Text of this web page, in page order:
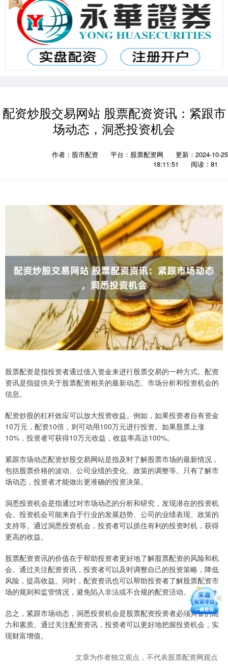
配资炒股交易网站 股票配资资讯：紧跟市
场动态，洞悉投资机会
作者：股市配资 平台：股票配资网
更新：2024-10-25
18:11:51
阅读：81
股票配资是指投资者通过借入资金来进行股票交易的一种方式。配资
资讯是指提供关于股票配资相关的最新动态、市场分析和投资机会的
信息。
配资炒股的杠杆效应可以放大投资收益。例如，如果投资者自有资金
10万元，配资10倍，则可动用100万元进行投资。如果股票上涨
10%，投资者可获得10万元收益，收益率高达100%。
紧跟市场动态配资炒股交易网站是指及时了解股票市场的最新情况，
包括股票价格的波动、公司业绩的变化、政策的调整等。只有了解市
场动态，投资者才能做出更准确的投资决策。
洞悉投资机会是指通过对市场动态的分析和研究，发现潜在的投资机
会。投资机会可能来自于行业的发展趋势、公司的业绩表现、政策的
支持等。通过洞悉投资机会，投资者可以抓住有利的投资时机，获得
更高的收益。
股票配资资讯的价值在于帮助投资者更好地了解股票配资的风险和机
会。通过关注配资资讯，投资者可以及时调整自己的投资策略，降低
风险，提高收益。同时，配资资讯也可以帮助投资者了解股票配资市
场的规则和监管情况，避免陷入非法或不合规的配资活动。
总之，紧跟市场动态，洞悉投资机会是股票配资投资者必须具备的能
力和素质。通过关注配资资讯，投资者可以更好地把握投资机会，实
现财富增值。
文章为作者独立观点，不代表股票配资网观点